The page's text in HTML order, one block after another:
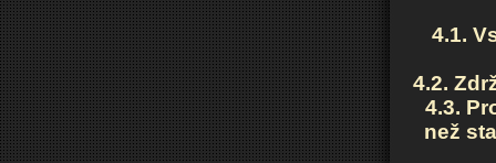
4.1.
4.2.
4.3.
než